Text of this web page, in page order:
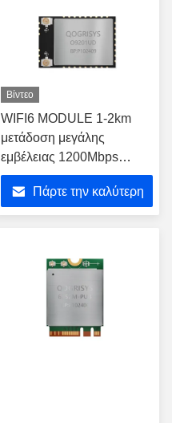
Βίντεο
WIFI6 MODULE 1-2km
μετάδοση μεγάλης
εμβέλειας 1200Mbps
διπλή ζώνη 2.4/5.8GHz
O9201UD υψηλής
ταχύτητας με BT
Πάρτε την καλύτερη